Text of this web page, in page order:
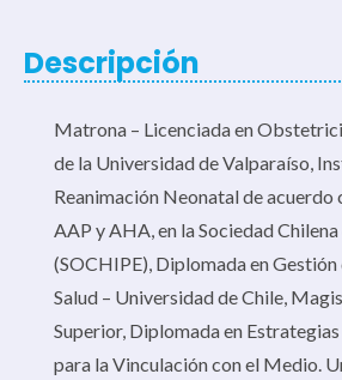
Descripción
Matrona – Licenciada en
de la Universidad de Valparaíso,
Reanimación Neonatal de acuerdo
AAP y AHA, en la Sociedad
(SOCHIPE), Diplomada en Gestión
Salud – Universidad de Chile,
Superior, Diplomada en
para la Vinculación con el Medio.